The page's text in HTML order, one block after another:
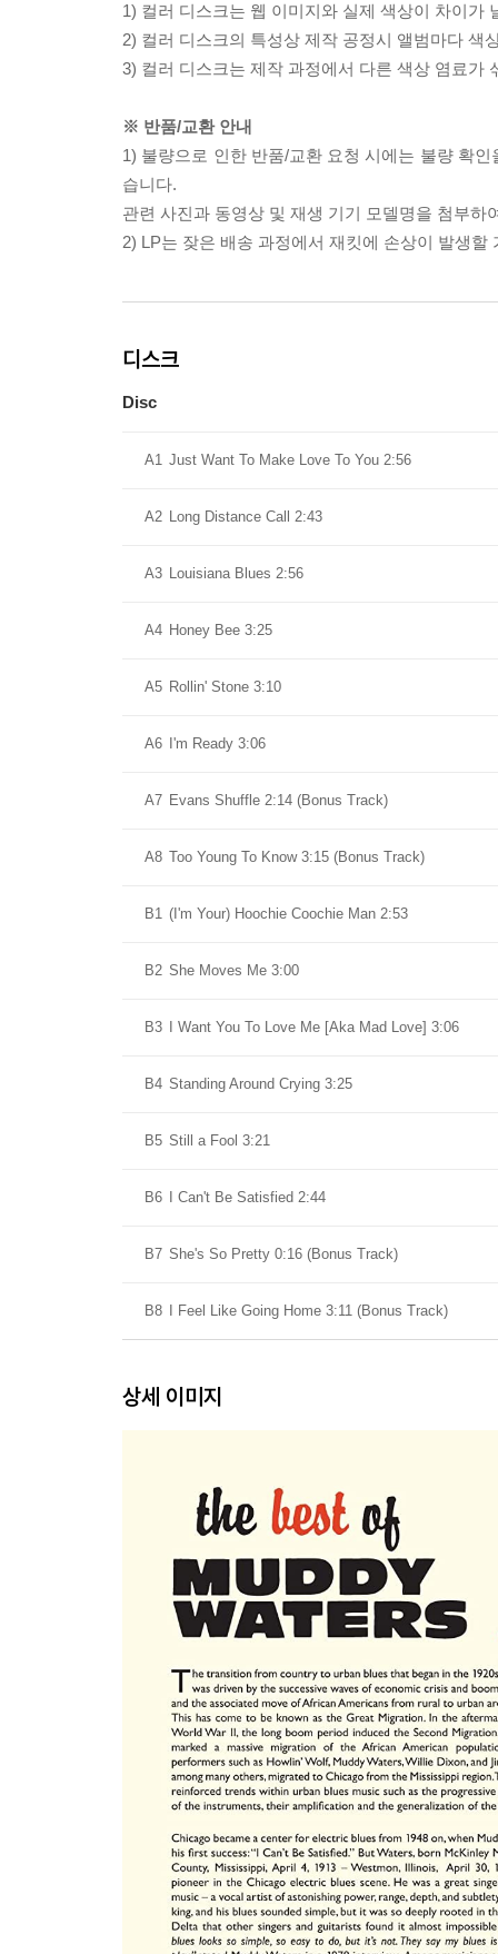
1) 컬러 디스크는 웹 이미지와 실제 색상이 차이가
2) 컬러 디스크의 특성상 제작 공정시 앨범마다 색
3) 컬러 디스크는 제작 과정에서 다른 색상 염료가
※ 반품/교환 안내
1) 불량으로 인한 반품/교환 요청 시에는 불량 확
습니다.
관련 사진과 동영상 및 재생 기기 모델명을 첨부하
2) LP는 잦은 배송 과정에서 재킷에 손상이 발생
디스크
Disc
A1 Just Want To Make Love To You 2:56
A2 Long Distance Call 2:43
A3 Louisiana Blues 2:56
A4 Honey Bee 3:25
A5 Rollin' Stone 3:10
A6 I'm Ready 3:06
A7 Evans Shuffle 2:14 (Bonus Track)
A8 Too Young To Know 3:15 (Bonus Track)
B1 (I'm Your) Hoochie Coochie Man 2:53
B2 She Moves Me 3:00
B3 I Want You To Love Me [Aka Mad Love] 3:06
B4 Standing Around Crying 3:25
B5 Still a Fool 3:21
B6 I Can't Be Satisfied 2:44
B7 She's So Pretty 0:16 (Bonus Track)
B8 I Feel Like Going Home 3:11 (Bonus Track)
상세 이미지